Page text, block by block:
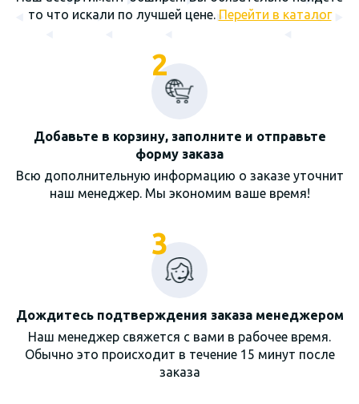
то что искали по лучшей цене. Перейти в каталог
2
Добавьте в корзину, заполните и отправьте
форму заказа
Всю дополнительную информацию о заказе уточнит
наш менеджер. Мы экономим ваше время!
3
Дождитесь подтверждения заказа менеджером
Наш менеджер свяжется с вами в рабочее время.
Обычно это происходит в течение 15 минут после
заказа